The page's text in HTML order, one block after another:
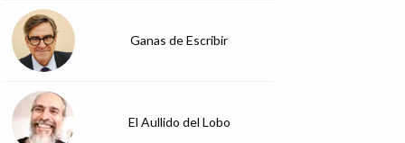
Ganas de Escribir
El Aullido del Lobo